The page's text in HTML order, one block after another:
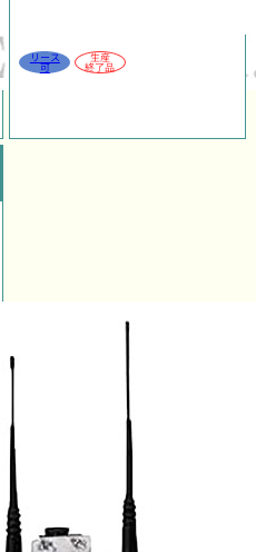
リース
可
生産
終了品